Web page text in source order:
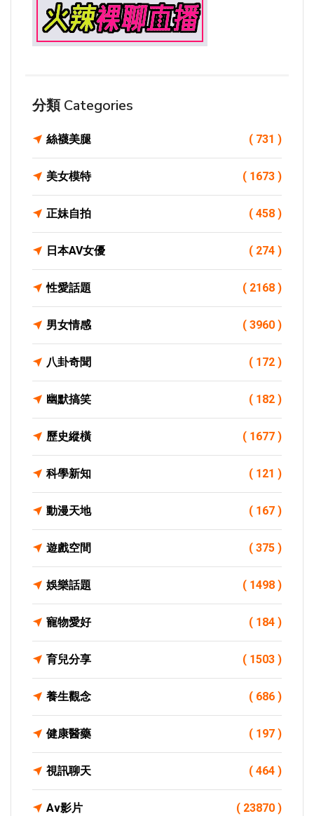
分類 Categories
絲襪美腿 ( 731 )
美女模特 ( 1673 )
正妹自拍 ( 458 )
日本AV女優 ( 274 )
性愛話題 ( 2168 )
男女情感 ( 3960 )
八卦奇聞 ( 172 )
幽默搞笑 ( 182 )
歷史縱橫 ( 1677 )
科學新知 ( 121 )
動漫天地 ( 167 )
遊戲空間 ( 375 )
娛樂話題 ( 1498 )
寵物愛好 ( 184 )
育兒分享 ( 1503 )
養生觀念 ( 686 )
健康醫藥 ( 197 )
視訊聊天 ( 464 )
Av影片 ( 23870 )